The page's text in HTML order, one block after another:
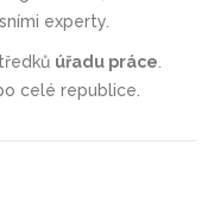
experty.
úřadu práce
celé republice.